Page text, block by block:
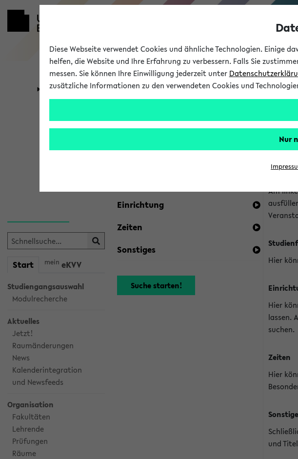
Universität Forschung Studium
Start mein eKVV
Studiengangsauswahl
Modulrecherche
Aktuelles
Jetzt!
Raumänderungen
News
Kalenderintegration
und Newsfeeds
Organisation
Fakultäten
Lehrende
Prüfungen
Räume
Kombisuche im eKVV
Ihre Suchkriterien:
Einrichtung
Zeiten
Sonstiges
Sie
die für
Am
Hier
Hier
lassen.
suchen.
Zeiten
Hier
und
Diese Webseite verwendet Cookies und ähnliche Technologien. Einige
helfen, die Website und Ihre Erfahrung zu verbessern. Falls Sie
messen. Sie können Ihre Einwilligung jederzeit unter
zusätzliche Informationen zu den verwendeten Cookies und
Nur